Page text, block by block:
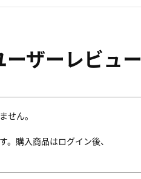
ーザーレビュー
せん。
。購入商品はログイン後、